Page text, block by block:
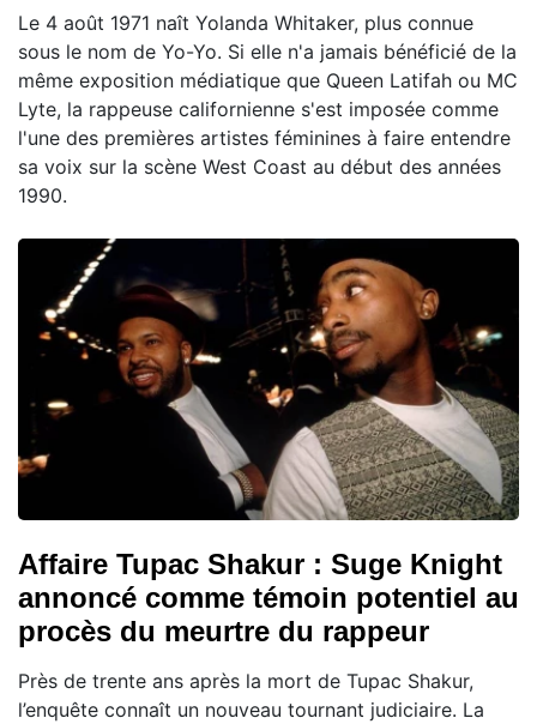
Le 4 août 1971 naît Yolanda Whitaker, plus connue
sous le nom de Yo-Yo. Si elle n'a jamais bénéficié de la
même exposition médiatique que Queen Latifah ou MC
Lyte, la rappeuse californienne s'est imposée comme
l'une des premières artistes féminines à faire entendre
sa voix sur la scène West Coast au début des années
1990.
Affaire Tupac Shakur : Suge Knight
annoncé comme témoin potentiel au
procès du meurtre du rappeur
Près de trente ans après la mort de Tupac Shakur,
l’enquête connaît un nouveau tournant judiciaire. La